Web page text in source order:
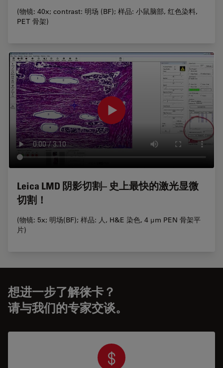
(物镜: 40x; contrast: 明场 (BF); 样品: 小鼠脑部, 红色染料,
PET 骨架)
Leica LMD 阴影切割– 史上最快的激光显微
切割！
(物镜: 5x; 明场(BF); 样品: 人, H&E 染色, 4 µm PEN 骨架平
片)
想进一步了解徕卡？
请与我们的专家交谈。